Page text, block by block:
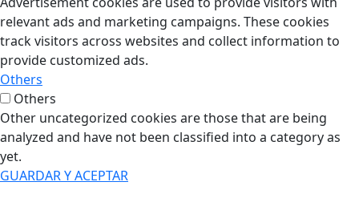
relevant ads and marketing campaigns. These cookies
track visitors across websites and collect information to
provide customized ads.
Others
Others
Other uncategorized cookies are those that are being
analyzed and have not been classified into a category as
yet.
GUARDAR Y ACEPTAR